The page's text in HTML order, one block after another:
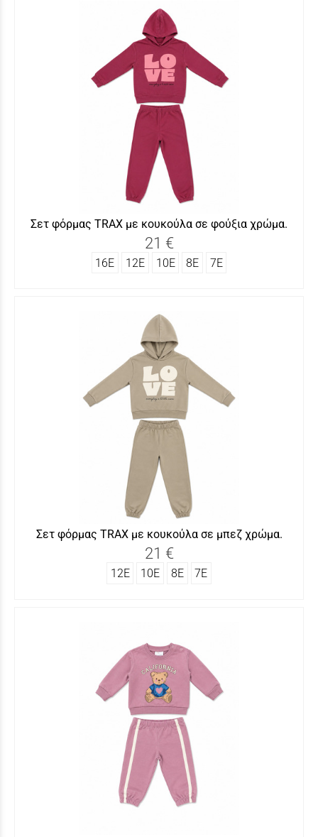
Σετ φόρμας TRAX με κουκούλα σε φούξια χρώμα.
21 €
16Ε 12Ε 10Ε 8Ε 7Ε
Σετ φόρμας TRAX με κουκούλα σε μπεζ χρώμα.
21 €
12Ε 10Ε 8Ε 7Ε